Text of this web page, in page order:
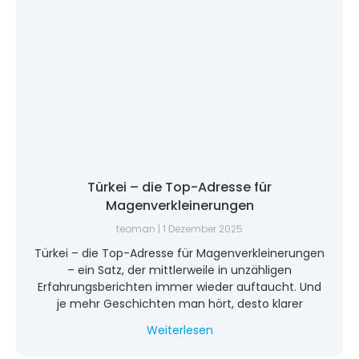
Türkei – die Top-Adresse für
Magenverkleinerungen
teoman 1 Dezember 2025
Türkei – die Top-Adresse für Magenverkleinerungen
– ein Satz, der mittlerweile in unzähligen
Erfahrungsberichten immer wieder auftaucht. Und
je mehr Geschichten man hört, desto klarer
Weiterlesen